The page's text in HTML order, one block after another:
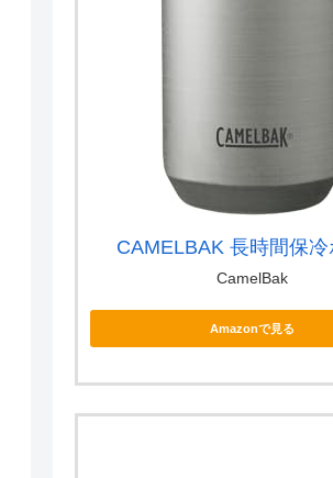
CAMELBAK 長時間保
CamelBak
Amazonで見る